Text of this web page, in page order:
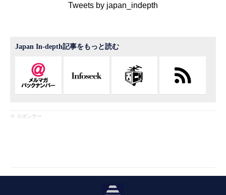
Tweets by japan_indepth
Japan In-depth記事をもっと読む
※ スポンサー